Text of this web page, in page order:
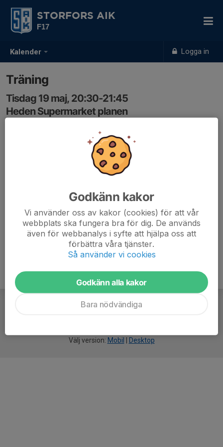
Kalender Logga in
STORFORS AIK
F17
Träning
Tisdag 19 maj, 20:30-21:45
Heden Supermarket planen
Samling: 20:20, Omklädningsrummet
Välj version: Mobil Desktop
Godkänn kakor
Vi använder oss av kakor (cookies) för att vår
webbplats ska fungera bra för dig. De används
även för webbanalys i syfte att hjälpa oss att
förbättra våra tjänster.
Så använder vi cookies
Godkänn alla kakor
Bara nödvändiga